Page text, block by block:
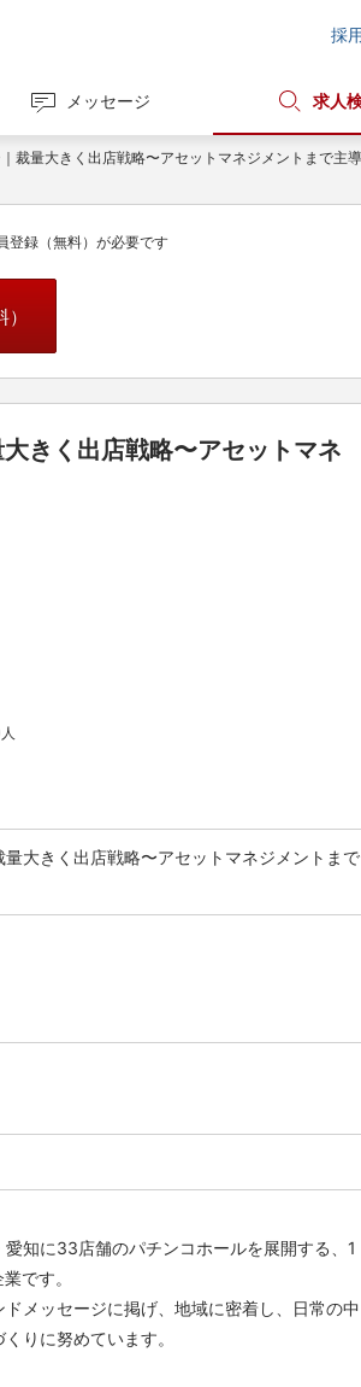
採
メッセージ 求人
裁量大きく出店戦略〜アセットマネジメントまで主導
登録（無料）が必要です
きく出店戦略〜アセットマネ
量大きく出店戦略〜アセットマネジメントまで
知に33店舗のパチンコホールを展開する、1
です。
メッセージに掲げ、地域に密着し、日常の中
りに努めています。